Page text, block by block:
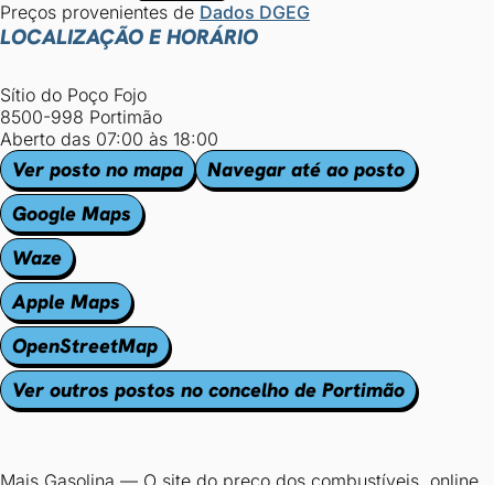
Preços provenientes de Dados DGEG
LOCALIZAÇÃO E HORÁRIO
Sítio do Poço Fojo
8500-998 Portimão
Aberto das 07:00 às 18:00
Ver posto no mapa
Navegar até ao posto
Google Maps
Waze
Apple Maps
OpenStreetMap
Ver outros postos no concelho de Portimão
Mais Gasolina — O site do preço dos combustíveis, online